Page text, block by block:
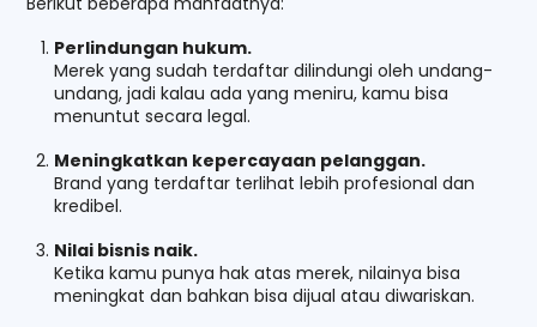
Perlindungan hukum.
Merek yang sudah terdaftar dilindungi oleh undang-
undang, jadi kalau ada yang meniru, kamu bisa
menuntut secara legal.
Meningkatkan kepercayaan pelanggan.
Brand yang terdaftar terlihat lebih profesional dan
kredibel.
Nilai bisnis naik.
Ketika kamu punya hak atas merek, nilainya bisa
meningkat dan bahkan bisa dijual atau diwariskan.